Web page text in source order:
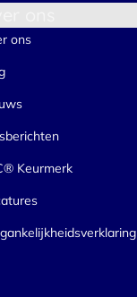
ons
Keurmerk